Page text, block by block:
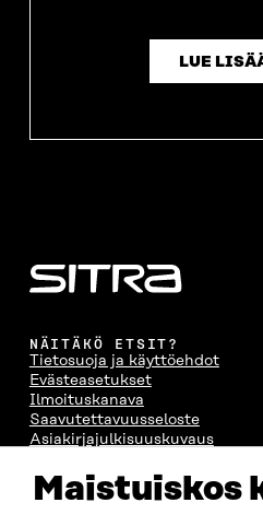
Maistuiskos
LUE
NÄITÄKÖ ETSIT?
Tietosuoja ja käyttöehdot
Evästeasetukset
Ilmoituskanava
Saavutettavuusseloste
Asiakirjajulkisuuskuvaus